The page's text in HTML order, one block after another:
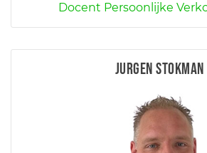
Docent Persoonlijke
Jurgen Stokman